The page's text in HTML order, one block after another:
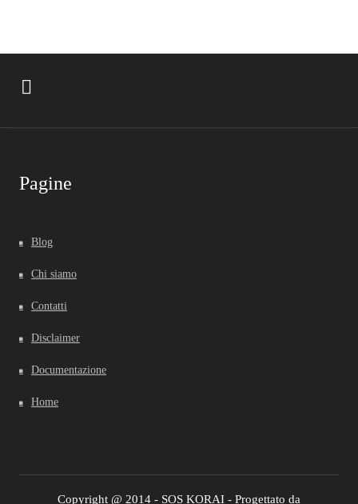
Pagine
Blog
Chi siamo
Contatti
Disclaimer
Documentazione
Home
Copyright @ 2014 - SOS KORAI - Progettato da